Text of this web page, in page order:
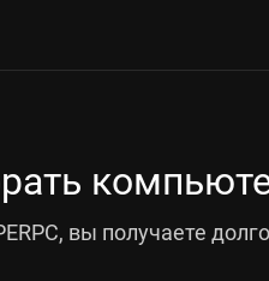
вы получаете